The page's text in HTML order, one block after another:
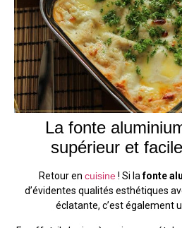
La fonte
supérieur et
Retour en cuisine! Si lafonte
d’évidentes qualités esthétiques
éclatante, c’est également